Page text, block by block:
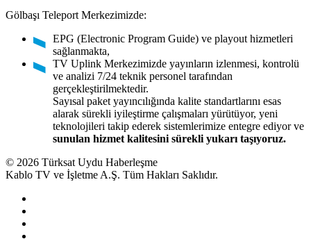
Gölbaşı Teleport Merkezimizde:
EPG (Electronic Program Guide) ve playout hizmetleri
sağlanmakta,
TV Uplink Merkezimizde yayınların izlenmesi, kontrolü
ve analizi 7/24 teknik personel tarafından
gerçekleştirilmektedir.
Sayısal paket yayıncılığında kalite standartlarını esas
alarak sürekli iyileştirme çalışmaları yürütüyor, yeni
teknolojileri takip ederek sistemlerimize entegre ediyor ve
sunulan hizmet kalitesini sürekli yukarı taşıyoruz.
© 2026 Türksat Uydu Haberleşme
Kablo TV ve İşletme A.Ş. Tüm Hakları Saklıdır.